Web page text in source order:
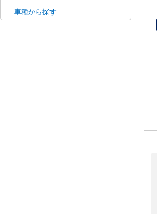
車種から探す